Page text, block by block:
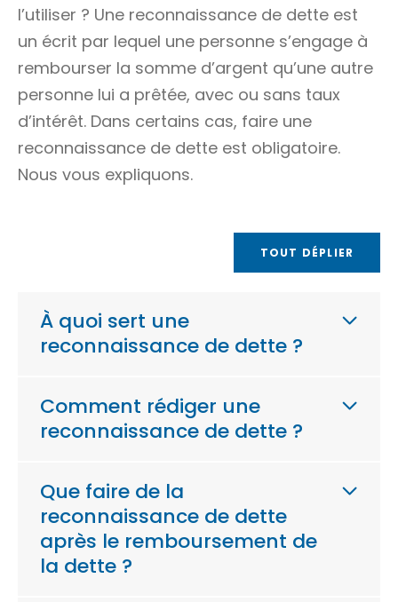
l’utiliser ? Une reconnaissance de dette est
un écrit par lequel une personne s’engage à
rembourser la somme d’argent qu’une autre
personne lui a prêtée, avec ou sans taux
d’intérêt. Dans certains cas, faire une
reconnaissance de dette est obligatoire.
Nous vous expliquons.
TOUT DÉPLIER
À quoi sert une
reconnaissance de dette ?
Comment rédiger une
reconnaissance de dette ?
Que faire de la
reconnaissance de dette
après le remboursement de
la dette ?